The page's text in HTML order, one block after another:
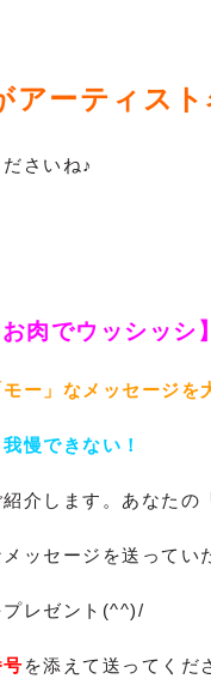
ーティス
さいね♪
肉でウッシッシ】
ー」なメッセージを
慢できない！
紹介します。あなた
ッセージを送ってい
プレゼント(^^)/
を添えて送ってくだ